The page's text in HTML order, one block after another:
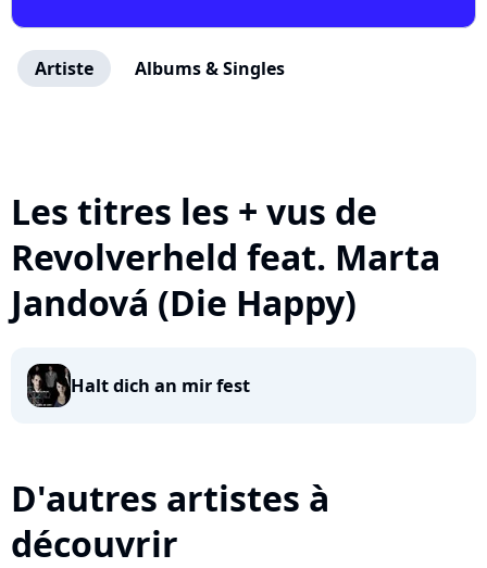
Artiste Albums & Singles
Les titres les + vus de
Revolverheld feat. Marta
Jandová (Die Happy)
Halt dich an mir fest
D'autres artistes à
découvrir